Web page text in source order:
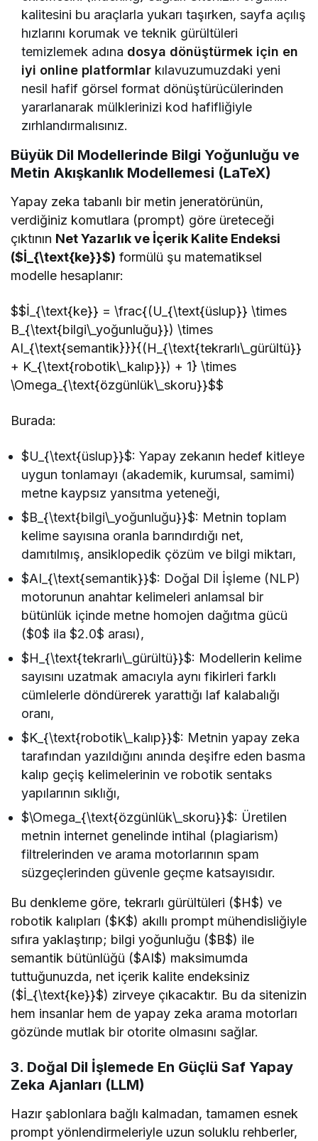
kalitesini bu araçlarla yukarı taşırken, sayfa açılış
hızlarını korumak ve teknik gürültüleri
temizlemek adına dosya dönüştürmek için en
iyi online platformlar kılavuzumuzdaki yeni
nesil hafif görsel format dönüştürücülerinden
yararlanarak mülklerinizi kod hafifliğiyle
zırhlandırmalısınız.
Büyük Dil Modellerinde Bilgi Yoğunluğu ve
Metin Akışkanlık Modellemesi (LaTeX)
Yapay zeka tabanlı bir metin jeneratörünün,
verdiğiniz komutlara (prompt) göre üreteceği
çıktının Net Yazarlık ve İçerik Kalite Endeksi
($İ_{\text{ke}}$) formülü şu matematiksel
modelle hesaplanır:
$$İ_{\text{ke}} = \frac{(U_{\text{üslup}} \times
B_{\text{bilgi\_yoğunluğu}}) \times
AI_{\text{semantik}}}{(H_{\text{tekrarlı\_gürültü}}
+ K_{\text{robotik\_kalıp}}) + 1} \times
\Omega_{\text{özgünlük\_skoru}}$$
Burada:
$U_{\text{üslup}}$: Yapay zekanın hedef kitleye
uygun tonlamayı (akademik, kurumsal, samimi)
metne kaypsız yansıtma yeteneği,
$B_{\text{bilgi\_yoğunluğu}}$: Metnin toplam
kelime sayısına oranla barındırdığı net,
damıtılmış, ansiklopedik çözüm ve bilgi miktarı,
$AI_{\text{semantik}}$: Doğal Dil İşleme (NLP)
motorunun anahtar kelimeleri anlamsal bir
bütünlük içinde metne homojen dağıtma gücü
($0$ ila $2.0$ arası),
$H_{\text{tekrarlı\_gürültü}}$: Modellerin kelime
sayısını uzatmak amacıyla aynı fikirleri farklı
cümlelerle döndürerek yarattığı laf kalabalığı
oranı,
$K_{\text{robotik\_kalıp}}$: Metnin yapay zeka
tarafından yazıldığını anında deşifre eden basma
kalıp geçiş kelimelerinin ve robotik sentaks
yapılarının sıklığı,
$\Omega_{\text{özgünlük\_skoru}}$: Üretilen
metnin internet genelinde intihal (plagiarism)
filtrelerinden ve arama motorlarının spam
süzgeçlerinden güvenle geçme katsayısıdır.
Bu denkleme göre, tekrarlı gürültüleri ($H$) ve
robotik kalıpları ($K$) akıllı prompt mühendisliğiyle
sıfıra yaklaştırıp; bilgi yoğunluğu ($B$) ile
semantik bütünlüğü ($AI$) maksimumda
tuttuğunuzda, net içerik kalite endeksiniz
($İ_{\text{ke}}$) zirveye çıkacaktır. Bu da sitenizin
hem insanlar hem de yapay zeka arama motorları
gözünde mutlak bir otorite olmasını sağlar.
3. Doğal Dil İşlemede En Güçlü Saf Yapay
Zeka Ajanları (LLM)
Hazır şablonlara bağlı kalmadan, tamamen esnek
prompt yönlendirmeleriyle uzun soluklu rehberler,